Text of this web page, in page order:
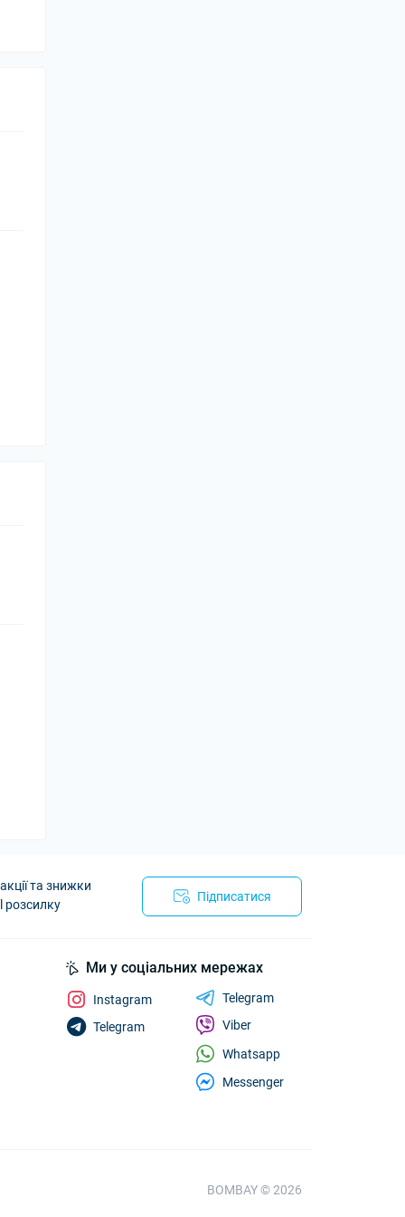
та знижки
розсилку
Підписатися
Ми у соціальних мережах
Instagram
Telegram
Telegram
Viber
Whatsapp
Messenger
BOMBAY © 2026